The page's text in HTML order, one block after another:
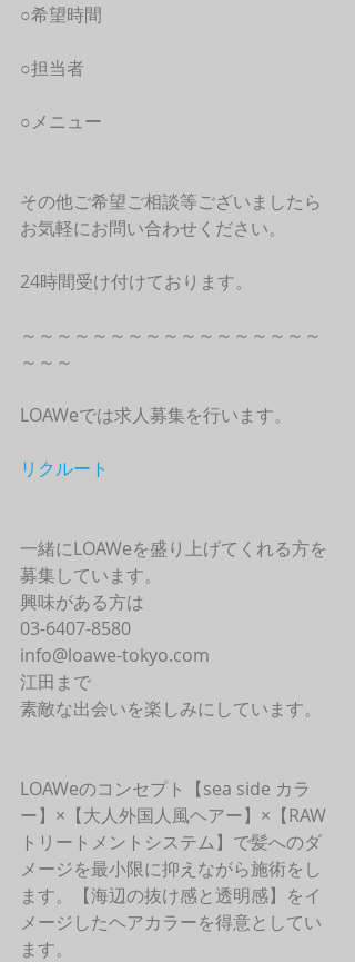
○希望時間
○担当者
○メニュー
その他ご希望ご相談等ございましたら
お気軽にお問い合わせください。
24時間受け付けております。
～～～～～～～～～～～～～～～～～
～～～
LOAWeでは求人募集を行います。
リクルート
一緒にLOAWeを盛り上げてくれる方を
募集しています。
興味がある方は
03-6407-8580
info@loawe-tokyo.com
江田まで
素敵な出会いを楽しみにしています。
LOAWeのコンセプト【sea side カラ
ー】×【大人外国人風ヘアー】×【RAW
トリートメントシステム】で髪へのダ
メージを最小限に抑えながら施術をし
ます。【海辺の抜け感と透明感】をイ
メージしたヘアカラーを得意としてい
ます。